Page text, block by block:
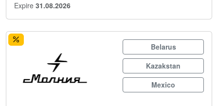
Expire 31.08.2026
Belarus
Kazakstan
Mexico